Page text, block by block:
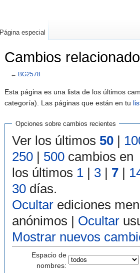
Cambios
← BG2578
Esta página es una lista de los últimos
categoría). Las páginas que están en tu
Opciones sobre cambios recientes
Ver los últimos 50 |
250 | 500 cambios en
los últimos 1 | 3 | 7 |
30 días.
Ocultar ediciones
anónimos | Ocultar
Mostrar nuevos
Espacio de
nombres:
Página especial